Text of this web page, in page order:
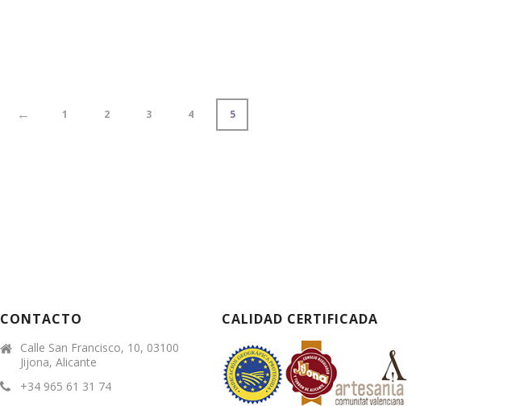
← 1 2 3 4 5
CONTACTO
Calle San Francisco, 10, 03100
Jijona, Alicante
+34 965 61 31 74
CALIDAD CERTIFICADA